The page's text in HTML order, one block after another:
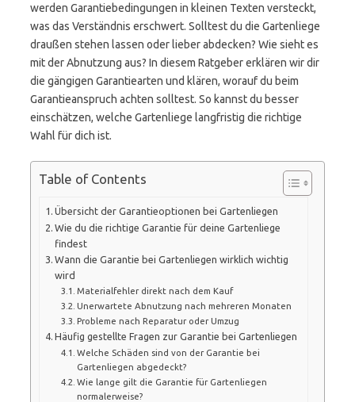
werden Garantiebedingungen in kleinen Texten versteckt,
was das Verständnis erschwert. Solltest du die Gartenliege
draußen stehen lassen oder lieber abdecken? Wie sieht es
mit der Abnutzung aus? In diesem Ratgeber erklären wir dir
die gängigen Garantiearten und klären, worauf du beim
Garantieanspruch achten solltest. So kannst du besser
einschätzen, welche Gartenliege langfristig die richtige
Wahl für dich ist.
Table of Contents
Übersicht der Garantieoptionen bei Gartenliegen
Wie du die richtige Garantie für deine Gartenliege
findest
Wann die Garantie bei Gartenliegen wirklich wichtig
wird
Materialfehler direkt nach dem Kauf
Unerwartete Abnutzung nach mehreren Monaten
Probleme nach Reparatur oder Umzug
Häufig gestellte Fragen zur Garantie bei Gartenliegen
Welche Schäden sind von der Garantie bei
Gartenliegen abgedeckt?
Wie lange gilt die Garantie für Gartenliegen
normalerweise?